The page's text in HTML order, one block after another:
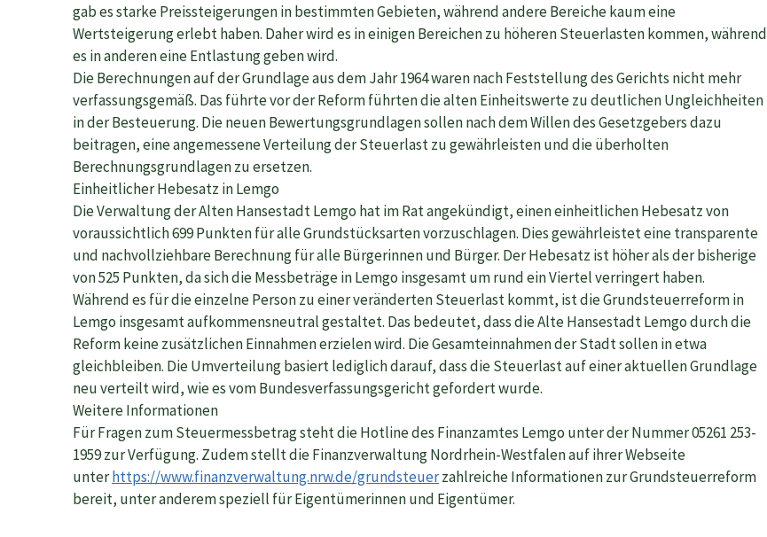
gab es starke Preissteigerungen in bestimmten Gebieten, während andere Bereiche kaum eine
Wertsteigerung erlebt haben. Daher wird es in einigen Bereichen zu höheren Steuerlasten kommen, während
es in anderen eine Entlastung geben wird.
Die Berechnungen auf der Grundlage aus dem Jahr 1964 waren nach Feststellung des Gerichts nicht mehr
verfassungsgemäß. Das führte vor der Reform führten die alten Einheitswerte zu deutlichen Ungleichheiten
in der Besteuerung. Die neuen Bewertungsgrundlagen sollen nach dem Willen des Gesetzgebers dazu
beitragen, eine angemessene Verteilung der Steuerlast zu gewährleisten und die überholten
Berechnungsgrundlagen zu ersetzen.
Einheitlicher Hebesatz in Lemgo
Die Verwaltung der Alten Hansestadt Lemgo hat im Rat angekündigt, einen einheitlichen Hebesatz von
voraussichtlich 699 Punkten für alle Grundstücksarten vorzuschlagen. Dies gewährleistet eine transparente
und nachvollziehbare Berechnung für alle Bürgerinnen und Bürger. Der Hebesatz ist höher als der bisherige
von 525 Punkten, da sich die Messbeträge in Lemgo insgesamt um rund ein Viertel verringert haben.
Während es für die einzelne Person zu einer veränderten Steuerlast kommt, ist die Grundsteuerreform in
Lemgo insgesamt aufkommensneutral gestaltet. Das bedeutet, dass die Alte Hansestadt Lemgo durch die
Reform keine zusätzlichen Einnahmen erzielen wird. Die Gesamteinnahmen der Stadt sollen in etwa
gleichbleiben. Die Umverteilung basiert lediglich darauf, dass die Steuerlast auf einer aktuellen Grundlage
neu verteilt wird, wie es vom Bundesverfassungsgericht gefordert wurde.
Weitere Informationen
Für Fragen zum Steuermessbetrag steht die Hotline des Finanzamtes Lemgo unter der Nummer 05261 253-
1959 zur Verfügung. Zudem stellt die Finanzverwaltung Nordrhein-Westfalen auf ihrer Webseite
unterhttps://www.finanzverwaltung.nrw.de/grundsteuerzahlreiche Informationen zur Grundsteuerreform
bereit, unter anderem speziell für Eigentümerinnen und Eigentümer.